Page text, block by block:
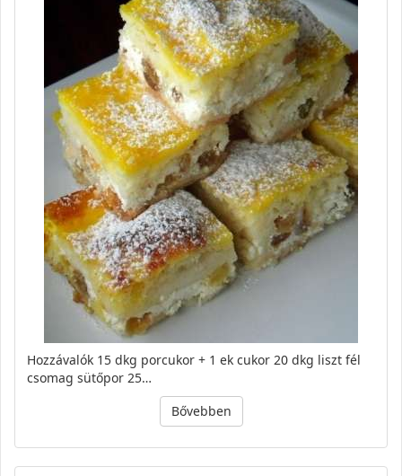
Hozzávalók 15 dkg porcukor + 1 ek cukor 20 dkg liszt fél
csomag sütőpor 25…
Bővebben